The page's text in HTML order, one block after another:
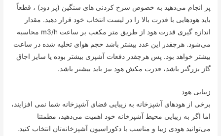
پز انجام می‌دهید به خصوص سرخ کردنی های سنگین (پر دود) ، قطعاً
باید هودهایی با قدرت بالا را در لیست انتخاب خود قرار دهید. مقدار
اندازه گیری قدرت هود از طریق متر مکعب بر ساعت m3/h محاسبه
می‌شود. هرچقدر این عدد بیشتر باشد حجم هوای تخلیه شده در ساعت
بیشتر خواهد بود. پس هرچقدر دفعات آشپزی بیشتر بوده یا سایز اجاق
گاز بزرگتر باشد، قدرت مکش هود نیز باید بیشتر باشد.
زیبایی هود
برخی از هودهای آشپزخانه به زیبایی فضای آشپزخانه شما نمی افزایند،
اما اگر به زیبایی محیط آشپزخانه خود اهمیت می‌دهید، مطمئنا
می‌توانید هودی زیبا و مناسب با دکوراسیون آشپزخانه‌تان انتخاب کنید.